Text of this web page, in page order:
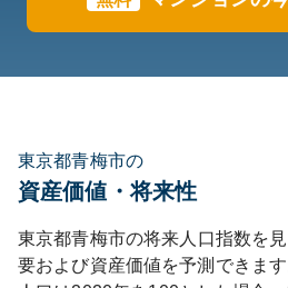
東京都青梅市の
資産価値・将来性
東京都青梅市の将来人口指数を
要および資産価値を予測できま